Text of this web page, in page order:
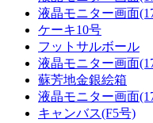
液晶モニター画面
ケーキ10号
フットサルボール
液晶モニター画面
蘇芳地金銀絵箱
液晶モニター画面
キャンバス(F5号)